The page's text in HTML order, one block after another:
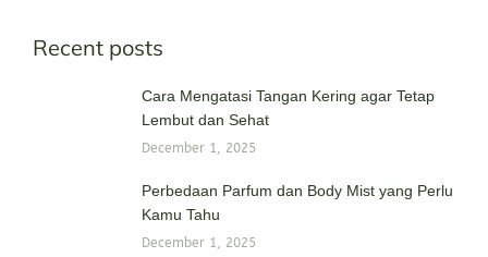
Recent posts
Cara Mengatasi Tangan Kering agar Tetap
Lembut dan Sehat
December 1, 2025
Perbedaan Parfum dan Body Mist yang Perlu
Kamu Tahu
December 1, 2025